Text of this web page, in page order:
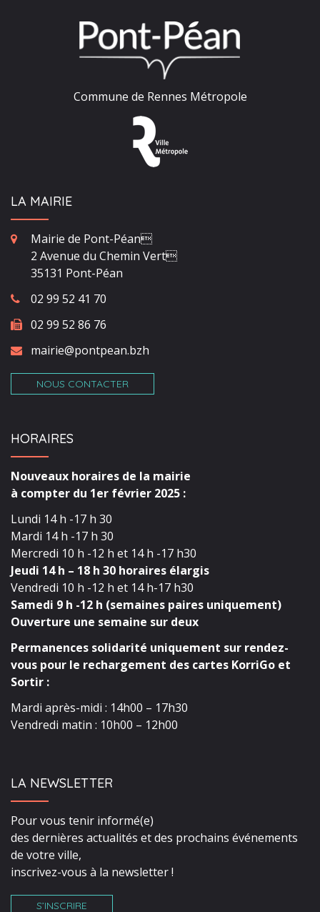
Commune de Rennes Métropole
LA MAIRIE
Mairie de Pont-Péan
2 Avenue du Chemin Vert
35131 Pont-Péan
02 99 52 41 70
02 99 52 86 76
mairie@pontpean.bzh
NOUS CONTACTER
HORAIRES
Nouveaux horaires de la mairie
à compter du 1er février 2025 :
Lundi 14 h -17 h 30
Mardi 14 h -17 h 30
Mercredi 10 h -12 h et 14 h -17 h30
Jeudi 14 h – 18 h 30 horaires élargis
Vendredi 10 h -12 h et 14 h-17 h30
Samedi 9 h -12 h (semaines paires uniquement)
Ouverture une semaine sur deux
Permanences solidarité uniquement sur rendez-
vous pour le rechargement des cartes KorriGo et
Sortir :
Mardi après-midi : 14h00 – 17h30
Vendredi matin : 10h00 – 12h00
LA NEWSLETTER
Pour vous tenir informé(e)
des dernières actualités et des prochains événements
de votre ville,
inscrivez-vous à la newsletter !
S’INSCRIRE